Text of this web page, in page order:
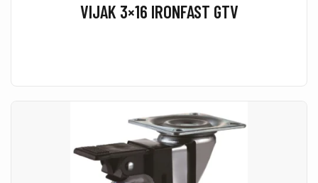
VIJAK 3×16 IRONFAST GTV